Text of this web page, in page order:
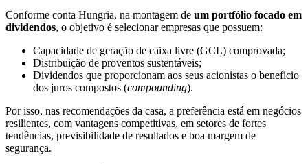
Conforme conta Hungria, na montagem de um portfólio focado em
dividendos, o objetivo é selecionar empresas que possuem:
Capacidade de geração de caixa livre (GCL) comprovada;
Distribuição de proventos sustentáveis;
Dividendos que proporcionam aos seus acionistas o benefício
dos juros compostos (compounding).
Por isso, nas recomendações da casa, a preferência está em negócios
resilientes, com vantagens competitivas, em setores de fortes
tendências, previsibilidade de resultados e boa margem de
segurança.